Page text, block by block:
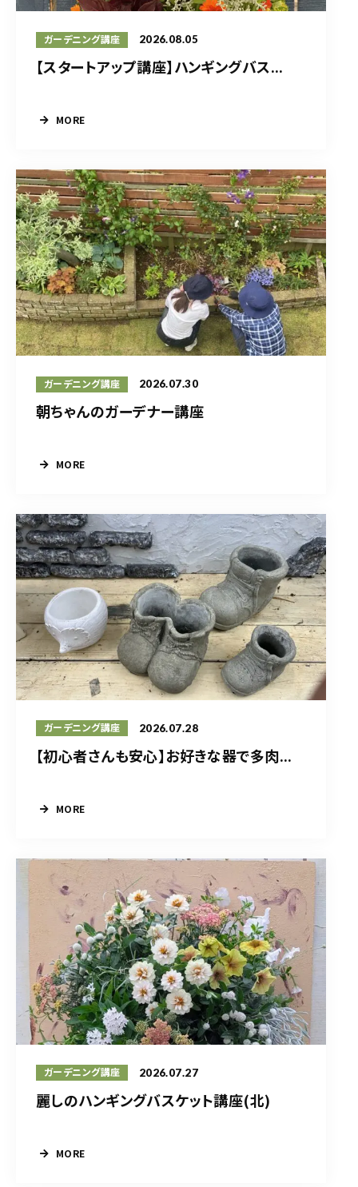
ガーデニング講座 2026.08.05
【スタートアップ講座】ハンギングバス...
MORE
ガーデニング講座 2026.07.30
朝ちゃんのガーデナー講座
MORE
ガーデニング講座 2026.07.28
【初心者さんも安心】お好きな器で多肉...
MORE
ガーデニング講座 2026.07.27
麗しのハンギングバスケット講座(北)
MORE